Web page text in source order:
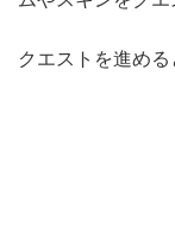
クエストを進め